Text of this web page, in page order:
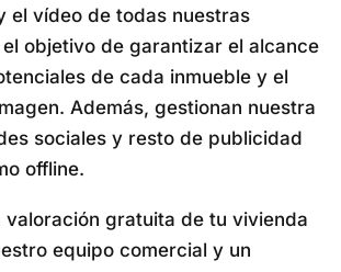
el vídeo de todas nuestras
objetivo de garantizar el alcance
de cada inmueble y el
Además, gestionan nuestra
sociales y resto de publicidad
offline.
valoración gratuita de tu vivienda
equipo comercial y un